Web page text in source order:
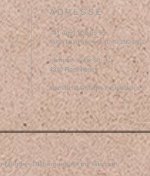
ADRESSE
+41 (0)61 836 95 55
Notfallnummer +41 (0)79 290 86 27
Hermann Keller-Str. 10
4310 Rheinfelden
sekretariat@pfarrei-rheinfelden.ch
Magden-Olsberg erstellt mitWix.com